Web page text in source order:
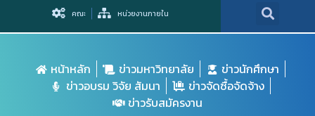
คณะ หน่วยงานภายใน
หน้าหลัก ข่าวมหาวิทยาลัย
ข่าวนักศึกษา
ข่าวอบรม วิจัย สัมนา
ข่าวจัดซื้อจัดจ้าง
ข่าวรับสมัครงาน